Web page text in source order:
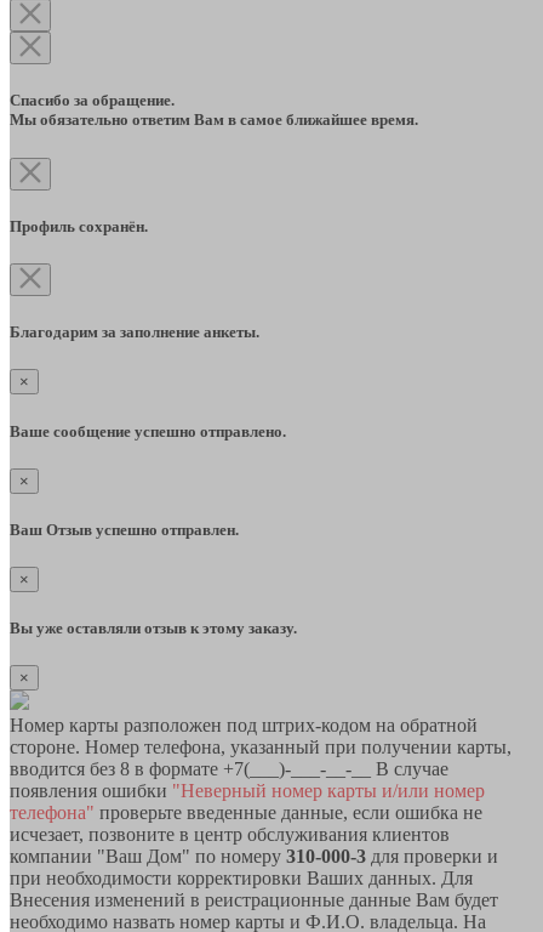
Спасибо за обращение.
Мы обязательно ответим Вам в самое ближайшее время.
Профиль сохранён.
Благодарим за заполнение анкеты.
×
Ваше сообщение успешно отправлено.
×
Ваш Отзыв успешно отправлен.
×
Вы уже оставляли отзыв к этому заказу.
×
Номер карты разположен под штрих-кодом на обратной
стороне. Номер телефона, указанный при получении карты,
вводится без 8 в формате +7(___)-___-__-__ В случае
появления ошибки "Неверный номер карты и/или номер
телефона" проверьте введенные данные, если ошибка не
исчезает, позвоните в центр обслуживания клиентов
компании "Ваш Дом" по номеру 310-000-3 для проверки и
при необходимости корректировки Ваших данных. Для
Внесения изменений в реистрационные данные Вам будет
необходимо назвать номер карты и Ф.И.О. владельца. На